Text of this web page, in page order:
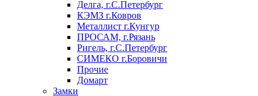
Делга, г.С.Петербург
КЭМЗ г.Ковров
Металлист г.Кунгур
ПРОСАМ, г.Рязань
Ригель, г.С.Петербург
СИМЕКО г.Боровичи
Прочие
Домарт
Замки